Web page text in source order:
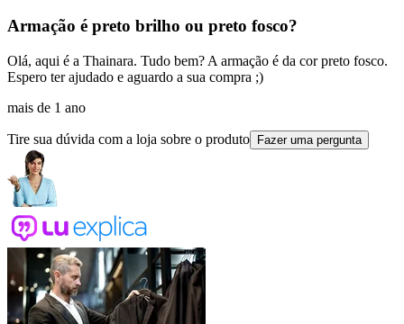
Armação é preto brilho ou preto fosco?
Olá, aqui é a Thainara. Tudo bem? A armação é da cor preto fosco.
Espero ter ajudado e aguardo a sua compra ;)
mais de 1 ano
Tire sua dúvida com a loja sobre o produto Fazer uma pergunta